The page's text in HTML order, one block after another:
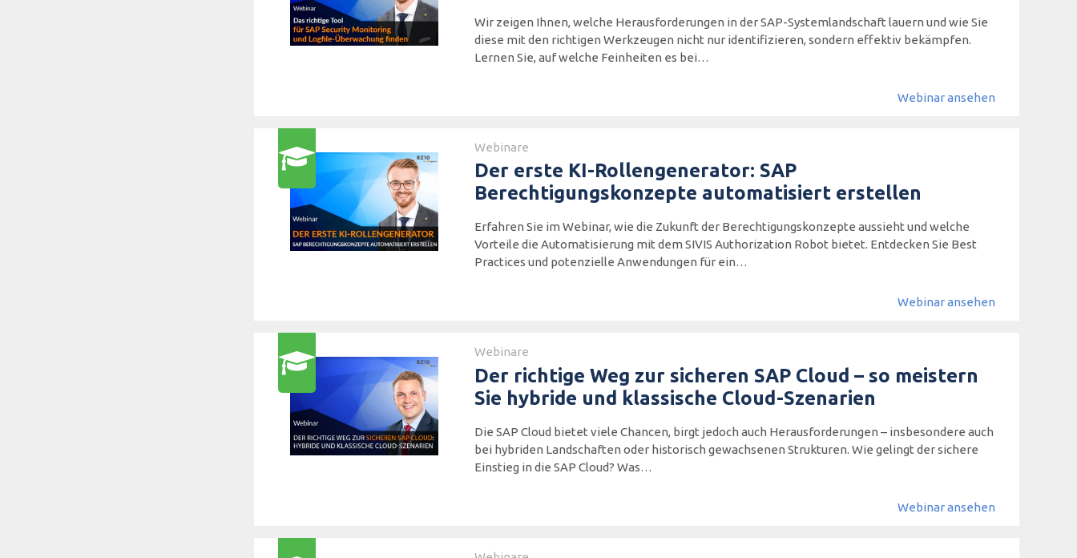
Wir zeigen Ihnen, welche Herausforderungen in der SAP-Systemlandschaft lauern und wie Sie
diese mit den richtigen Werkzeugen nicht nur identifizieren, sondern effektiv bekämpfen.
Lernen Sie, auf welche Feinheiten es bei…
Webinar ansehen
Webinare
Der erste KI-Rollengenerator: SAP
Berechtigungskonzepte automatisiert erstellen
Erfahren Sie im Webinar, wie die Zukunft der Berechtigungskonzepte aussieht und welche
Vorteile die Automatisierung mit dem SIVIS Authorization Robot bietet. Entdecken Sie Best
Practices und potenzielle Anwendungen für ein…
Webinar ansehen
Webinare
Der richtige Weg zur sicheren SAP Cloud – so meistern
Sie hybride und klassische Cloud-Szenarien
Die SAP Cloud bietet viele Chancen, birgt jedoch auch Herausforderungen – insbesondere auch
bei hybriden Landschaften oder historisch gewachsenen Strukturen. Wie gelingt der sichere
Einstieg in die SAP Cloud? Was…
Webinar ansehen